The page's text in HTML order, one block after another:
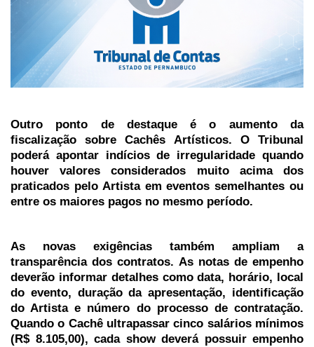
Outro ponto de destaque é o aumento da
fiscalização sobre Cachês Artísticos. O Tribunal
poderá apontar indícios de irregularidade quando
houver valores considerados muito acima dos
praticados pelo Artista em eventos semelhantes ou
entre os maiores pagos no mesmo período.
As novas exigências também ampliam a
transparência dos contratos. As notas de empenho
deverão informar detalhes como data, horário, local
do evento, duração da apresentação, identificação
do Artista e número do processo de contratação.
Quando o Cachê ultrapassar cinco salários mínimos
(R$ 8.105,00), cada show deverá possuir empenho